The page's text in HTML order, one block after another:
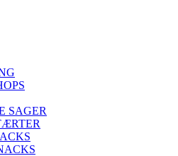
SAGER